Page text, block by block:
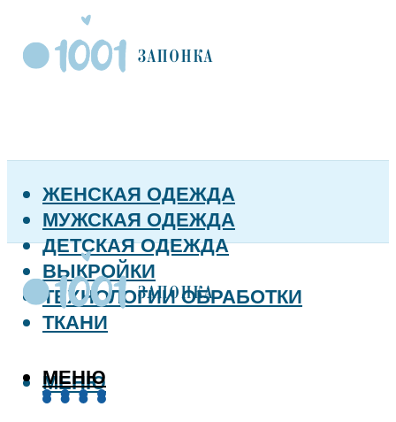
ЖЕНСКАЯ ОДЕЖДА
МУЖСКАЯ ОДЕЖДА
ДЕТСКАЯ ОДЕЖДА
ВЫКРОЙКИ
ТЕХНОЛОГИИ ОБРАБОТКИ
ТКАНИ
МЕНЮ
МЕНЮ